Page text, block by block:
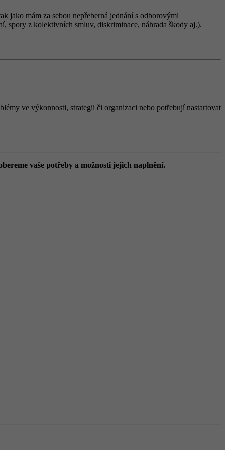
jako mám za sebou nepřeberná jednání s odborovými
spory z kolektivních smluv, diskriminace, náhrada škody aj.).
ve výkonnosti, strategii či organizaci nebo potřebují nastartovat
vaše potřeby a možnosti jejich naplnění.